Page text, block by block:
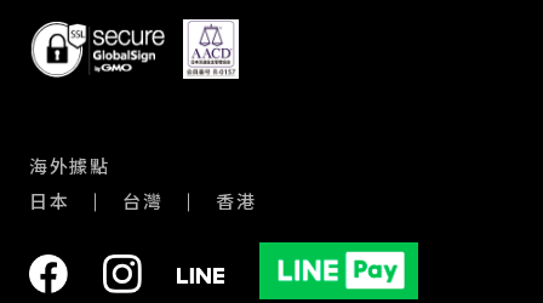
海外據點
日本
台灣 香港